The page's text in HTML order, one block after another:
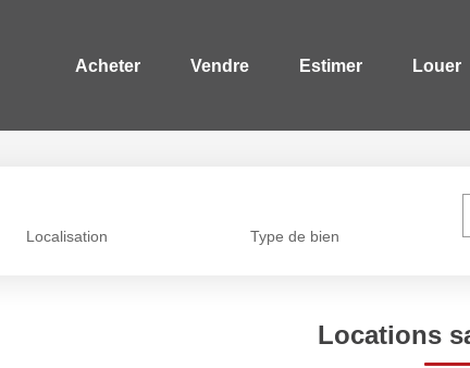
Acheter Vendre Estimer Louer
Localisation Type de bien
Locations